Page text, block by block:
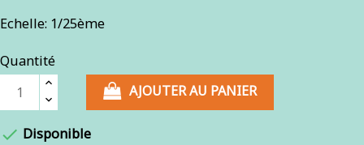
Echelle: 1/25ème
Quantité
AJOUTER AU PANIER
 Disponible